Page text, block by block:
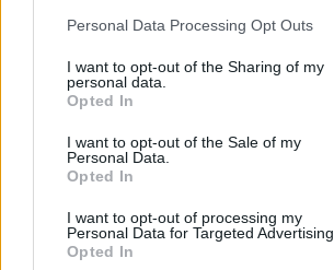
Personal Data Processing Opt Outs
I want to opt-out of the Sharing of my
personal data.
Opted In
I want to opt-out of the Sale of my
Personal Data.
Opted In
I want to opt-out of processing my
Personal Data for Targeted Advertising.
Opted In